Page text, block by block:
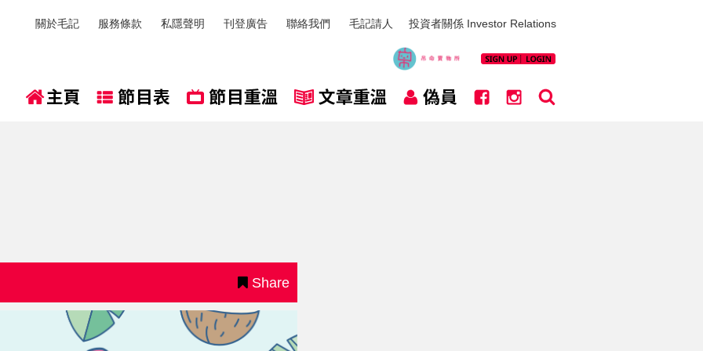
關於毛記 服務條款 私隱聲明 刊登廣告 聯絡我們 毛記請人 投資者關係 Investor Relations
Share